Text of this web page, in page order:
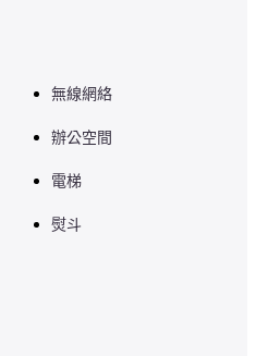
無線網絡
辦公空間
電梯
熨斗